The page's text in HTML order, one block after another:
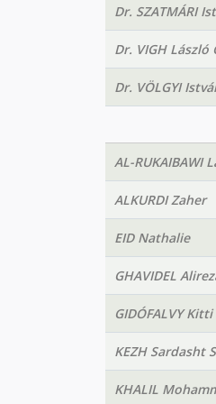
Dr. SZATMÁRI
Dr. VIGH László
Dr. VÖLGYI
AL-RUKAIBAWI
ALKURDI Zaher
EID Nathalie
GHAVIDEL
GIDÓFALVY Kitti
KEZH Sardasht
KHALIL